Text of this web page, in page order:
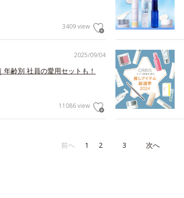
3409 view
2025/09/04
齢別 社員の愛用セットも！
11086 view
前へ 1 2 3 次へ